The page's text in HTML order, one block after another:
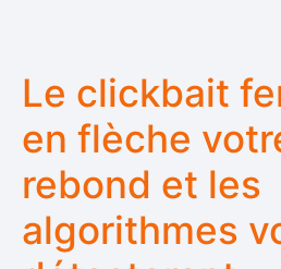
Le clickbait
en flèche
rebond et les
algorithmes